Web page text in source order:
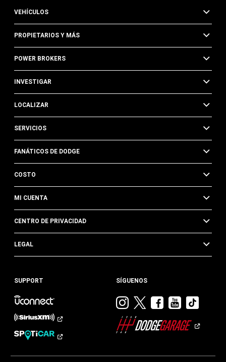
VEHÍCULOS
PROPIETARIOS Y MÁS
POWER BROKERS
INVESTIGAR
LOCALIZAR
SERVICIOS
FANÁTICOS DE DODGE
COSTO
MI CUENTA
CENTRO DE PRIVACIDAD
LEGAL
SUPPORT SÍGUENOS
Visitar
Dodge
en
Visitar
en
Visitar
en
Visitar
en en